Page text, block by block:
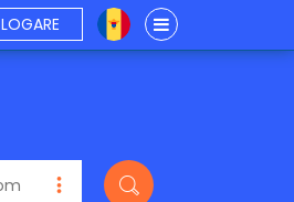
LOGARE